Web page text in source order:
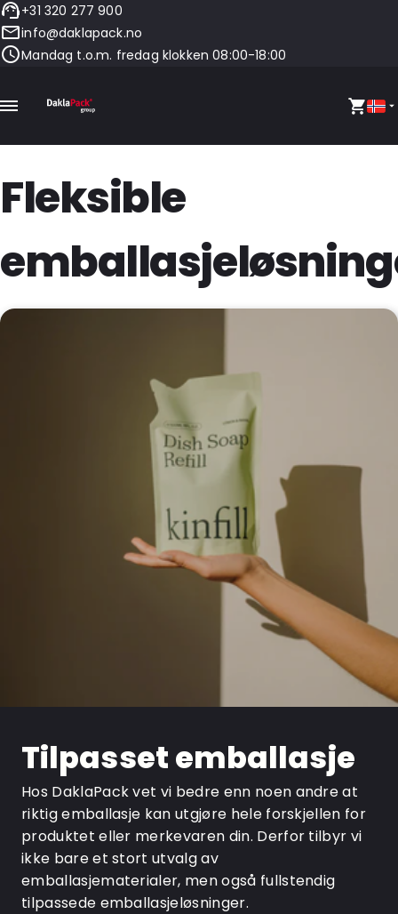
+31 320 277 900
info@daklapack.no
Mandag t.o.m. fredag klokken 08:00-18:00
Fleksible
Tilpasset emballasje
Hos DaklaPack vet vi bedre enn noen andre at
riktig emballasje kan utgjøre hele forskjellen for
produktet eller merkevaren din. Derfor tilbyr vi
ikke bare et stort utvalg av
emballasjematerialer, men også fullstendig
tilpassede emballasjeløsninger.